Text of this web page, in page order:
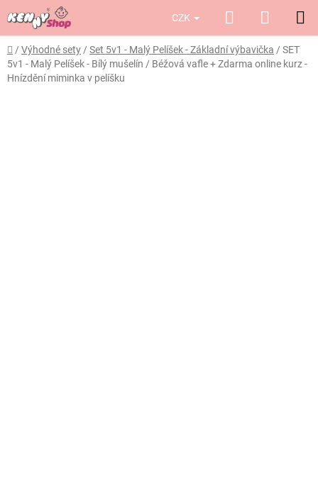
na
obsah
CZK Hledat
KOŠÍK
Domů
/ Výhodné sety / Set 5v1 - Malý Pelíšek - Základní výbavička / SET
5v1 - Malý Pelíšek - Bílý mušelín / Béžová vafle+ Zdarma online kurz -
Hnízdění miminka v pelíšku